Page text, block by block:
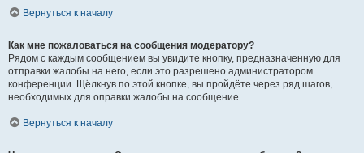
Вернуться к началу
Как мне пожаловаться на сообщения модератору?
Рядом с каждым сообщением вы увидите кнопку, предназначенную для
отправки жалобы на него, если это разрешено администратором
конференции. Щёлкнув по этой кнопке, вы пройдёте через ряд шагов,
необходимых для оправки жалобы на сообщение.
Вернуться к началу